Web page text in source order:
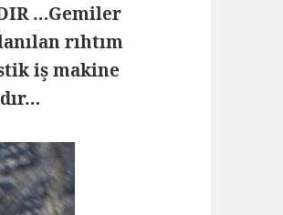
…Gemiler
rıhtım
iş makine